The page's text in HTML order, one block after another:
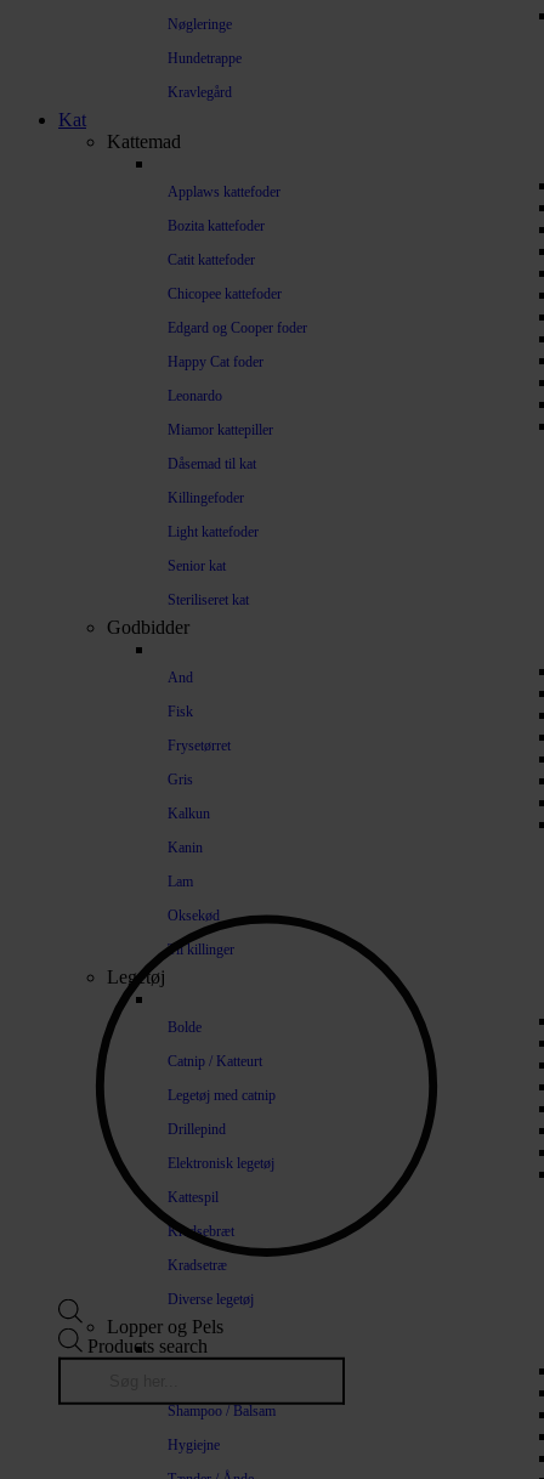
Nøgleringe
Hundetrappe
Kravlegård
Kat
Kattemad
Applaws kattefoder
Bozita kattefoder
Catit kattefoder
Chicopee kattefoder
Edgard og Cooper foder
Happy Cat foder
Leonardo
Miamor kattepiller
Dåsemad til kat
Killingefoder
Light kattefoder
Senior kat
Steriliseret kat
Godbidder
And
Fisk
Frysetørret
Gris
Kalkun
Kanin
Lam
Oksekød
Til killinger
Legetøj
Bolde
Catnip / Katteurt
Legetøj med catnip
Drillepind
Elektronisk legetøj
Kattespil
Kradsebræt
Kradsetræ
Diverse legetøj
Lopper og Pels
Shampoo / Balsam
Hygiejne
Products search